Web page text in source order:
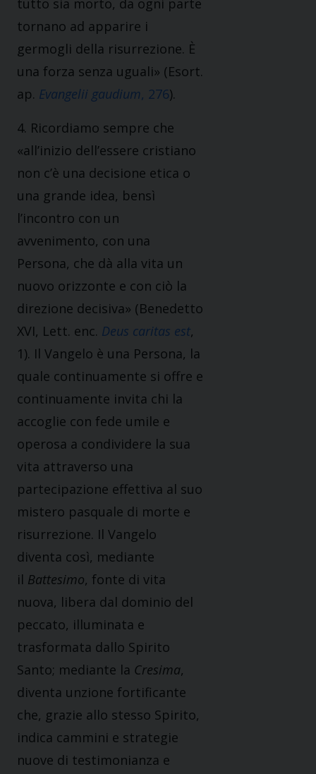
tutto sia morto, da ogni parte
tornano ad apparire i
germogli della risurrezione. È
una forza senza uguali» (Esort.
ap. Evangelii gaudium, 276).
4. Ricordiamo sempre che
«all’inizio dell’essere cristiano
non c’è una decisione etica o
una grande idea, bensì
l’incontro con un
avvenimento, con una
Persona, che dà alla vita un
nuovo orizzonte e con ciò la
direzione decisiva» (Benedetto
XVI, Lett. enc. Deus caritas est,
1). Il Vangelo è una Persona, la
quale continuamente si offre e
continuamente invita chi la
accoglie con fede umile e
operosa a condividere la sua
vita attraverso una
partecipazione effettiva al suo
mistero pasquale di morte e
risurrezione. Il Vangelo
diventa così, mediante
il Battesimo, fonte di vita
nuova, libera dal dominio del
peccato, illuminata e
trasformata dallo Spirito
Santo; mediante la Cresima,
diventa unzione fortificante
che, grazie allo stesso Spirito,
indica cammini e strategie
nuove di testimonianza e